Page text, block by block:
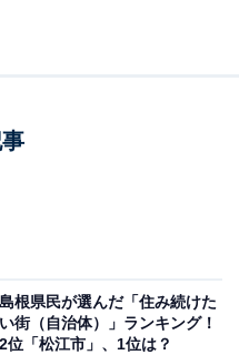
島根県民が選んだ「住み続けた
い街（自治体）」ランキング！
2位「松江市」、1位は？